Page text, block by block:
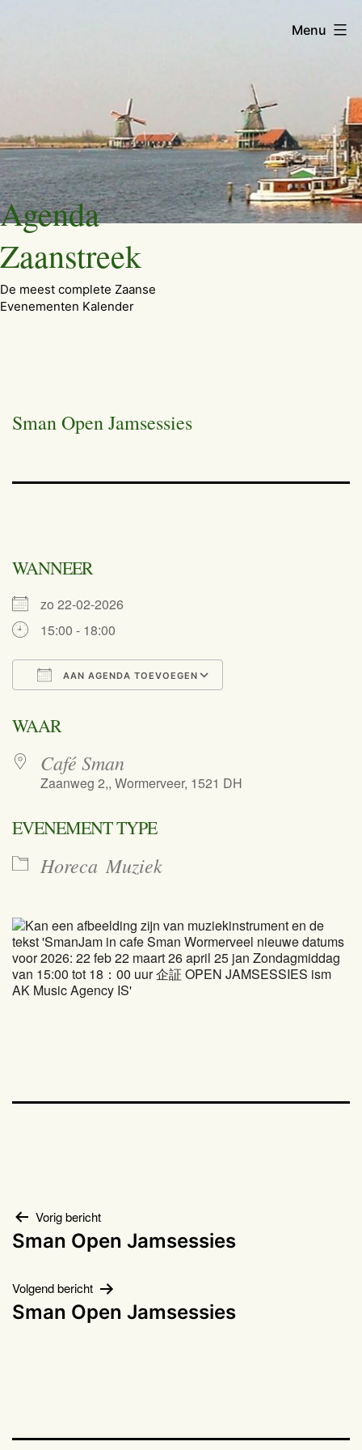
Ga
naar
de
inhoud
Agenda
Zaanstreek
De meest complete Zaanse
Evenementen Kalender
Menu
Sman Open Jamsessies
WANNEER
zo 22-02-2026
15:00 - 18:00
AAN AGENDA TOEVOEGEN
WAAR
Café Sman
Zaanweg 2,, Wormerveer, 1521 DH
EVENEMENT TYPE
Horeca Muziek
Bericht
navigatie
Vorig bericht
Sman Open Jamsessies
Volgend bericht
Sman Open Jamsessies